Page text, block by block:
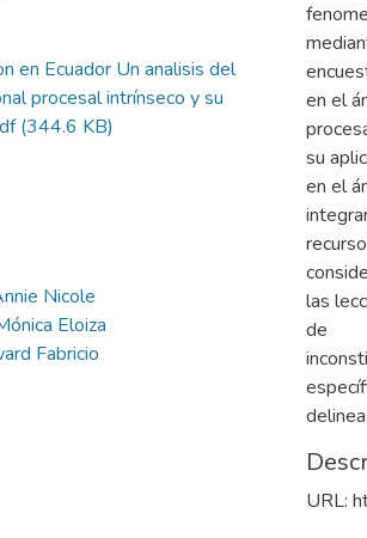
en Ecuador Un analisis del
procesal intrínseco y su
(344.6 KB)
Nicole
Eloiza
Fabricio
en el
su
en el
las
de
URL: